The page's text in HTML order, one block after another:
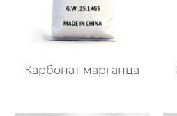
Карбонат марганца